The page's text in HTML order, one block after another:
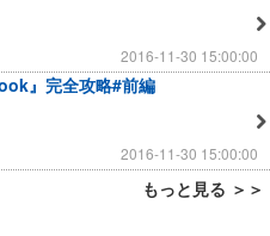
2016-11-30 15:00:00
』完全攻略#前編
2016-11-30 15:00:00
もっと見る ＞＞